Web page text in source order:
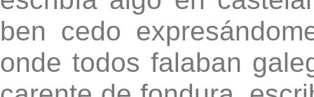
ben cedo
onde todos falaban